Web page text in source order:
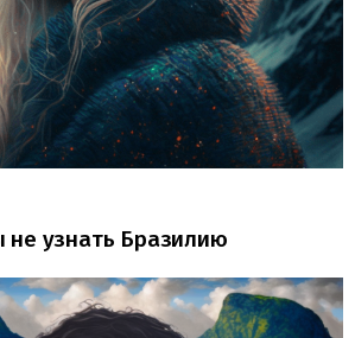
узнать Бразилию